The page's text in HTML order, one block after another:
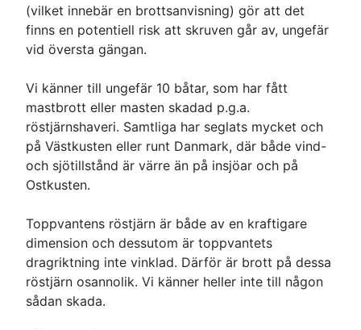
(vilket innebär en brottsanvisning) gör att det
finns en potentiell risk att skruven går av, ungefär
vid översta gängan.
Vi känner till ungefär 10 båtar, som har fått
mastbrott eller masten skadad p.g.a.
röstjärnshaveri. Samtliga har seglats mycket och
på Västkusten eller runt Danmark, där både vind-
och sjötillstånd är värre än på insjöar och på
Ostkusten.
Toppvantens röstjärn är både av en kraftigare
dimension och dessutom är toppvantets
dragriktning inte vinklad. Därför är brott på dessa
röstjärn osannolik. Vi känner heller inte till någon
sådan skada.